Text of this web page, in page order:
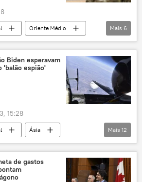
Oriente Médio
EUA
mísseis balísticos
Irã
Mais 6
Biden esperavam
'balão espião'
15:28
Ásia
EUA
Joe Biden
Pequim
Mais 12
de gastos